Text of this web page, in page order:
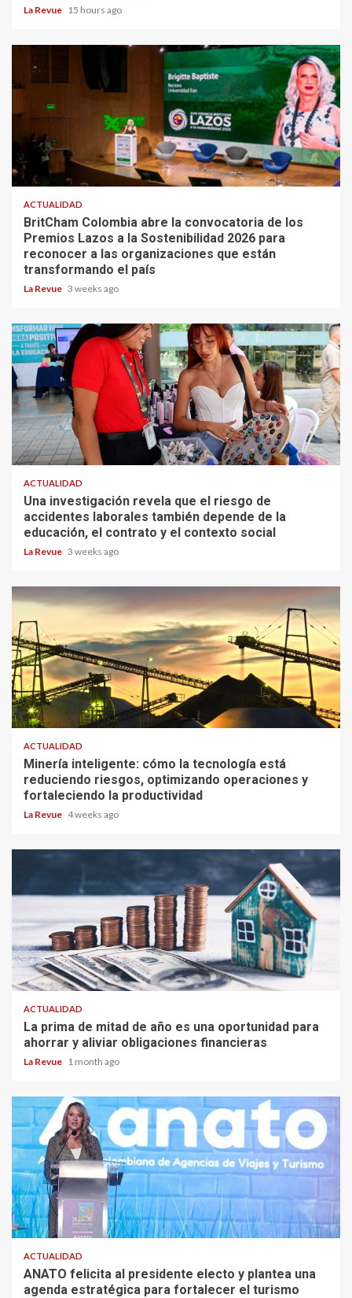
La Revue 15 hours ago
ACTUALIDAD
BritCham Colombia abre la convocatoria de los
Premios Lazos a la Sostenibilidad 2026 para
reconocer a las organizaciones que están
transformando el país
La Revue 3 weeks ago
ACTUALIDAD
Una investigación revela que el riesgo de
accidentes laborales también depende de la
educación, el contrato y el contexto social
La Revue 3 weeks ago
ACTUALIDAD
Minería inteligente: cómo la tecnología está
reduciendo riesgos, optimizando operaciones y
fortaleciendo la productividad
La Revue 4 weeks ago
ACTUALIDAD
La prima de mitad de año es una oportunidad para
ahorrar y aliviar obligaciones financieras
La Revue 1 month ago
ACTUALIDAD
ANATO felicita al presidente electo y plantea una
agenda estratégica para fortalecer el turismo